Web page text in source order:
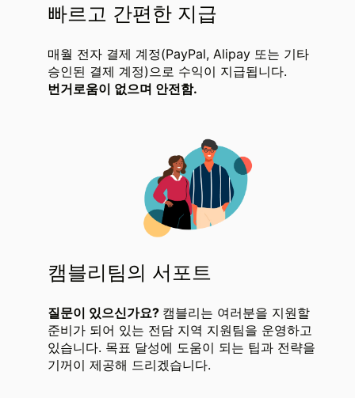
빠르고 간편한 지급
매월 전자 결제 계정(PayPal, Alipay 또는 기타
승인된 결제 계정)으로 수익이 지급됩니다.
번거로움이 없으며 안전함.
캠블리팀의 서포트
질문이 있으신가요? 캠블리는 여러분을 지원할
준비가 되어 있는 전담 지역 지원팀을 운영하고
있습니다. 목표 달성에 도움이 되는 팁과 전략을
기꺼이 제공해 드리겠습니다.